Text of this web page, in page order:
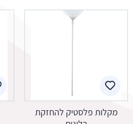
מקלות פלסטיק להחזקת